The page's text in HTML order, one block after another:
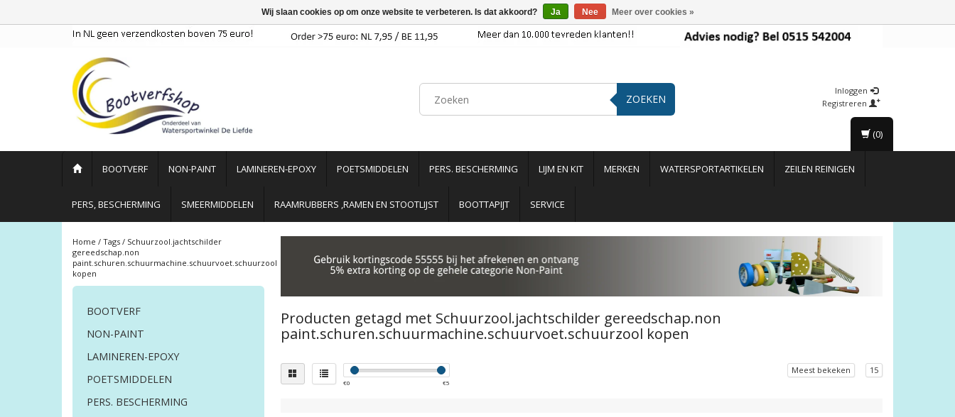
ZOEKEN
Inloggen
Registreren
BOOTVERF NON-PAINT LAMINEREN-EPOXY POETSMIDDELEN PERS. BESCHERMING LIJM EN KIT MERKEN WATERSPORTARTIKELEN ZEILEN REINIGEN
PERS, BESCHERMING SMEERMIDDELEN RAAMRUBBERS ,RAMEN EN STOOTLIJST BOOTTAPIJT SERVICE
(0)
Home / Tags / Schuurzool.jachtschilder
gereedschap.non
paint.schuren.schuurmachine.schuurvoet.schuurzool
kopen
BOOTVERF
NON-PAINT
LAMINEREN-EPOXY
POETSMIDDELEN
PERS. BESCHERMING
Producten getagd met Schuurzool.jachtschilder gereedschap.non
paint.schuren.schuurmachine.schuurvoet.schuurzool kopen
€0 €5
Meest bekeken 15
Wij slaan cookies op om onze website te verbeteren. Is dat akkoord? Ja Nee Meer over cookies »